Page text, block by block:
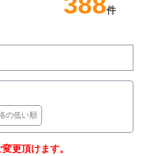
件
の低い順
更頂けます。